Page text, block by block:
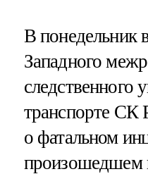
В понедельник
Западного
следственного
транспорте СК
о фатальном
произошедшем